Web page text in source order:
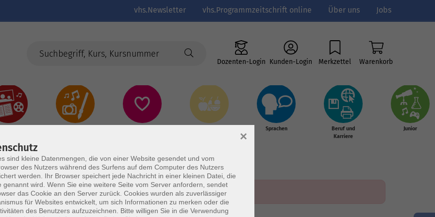
vhs.Newsletter vhs.Programmzeitschrift online Über uns Jobs
Dozenten-Login Kunden-Login Merkzettel Warenkorb
Sprachen
Beruf und
Karriere
Junior
sind kleine Datenmengen, die von einer Website gesendet und vom
des Nutzers während des Surfens auf dem Computer des Nutzers
werden. Ihr Browser speichert jede Nachricht in einer kleinen Datei, die
genannt wird. Wenn Sie eine weitere Seite vom Server anfordern, sendet
das Cookie an den Server zurück. Cookies wurden als zuverlässiger
für Websites entwickelt, um sich Informationen zu merken oder die
des Benutzers aufzuzeichnen. Bitte willigen Sie in die Verwendung
×